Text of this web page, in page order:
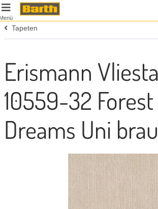
Tapeten
Erismann
10559-32 Forest
Dreams Uni